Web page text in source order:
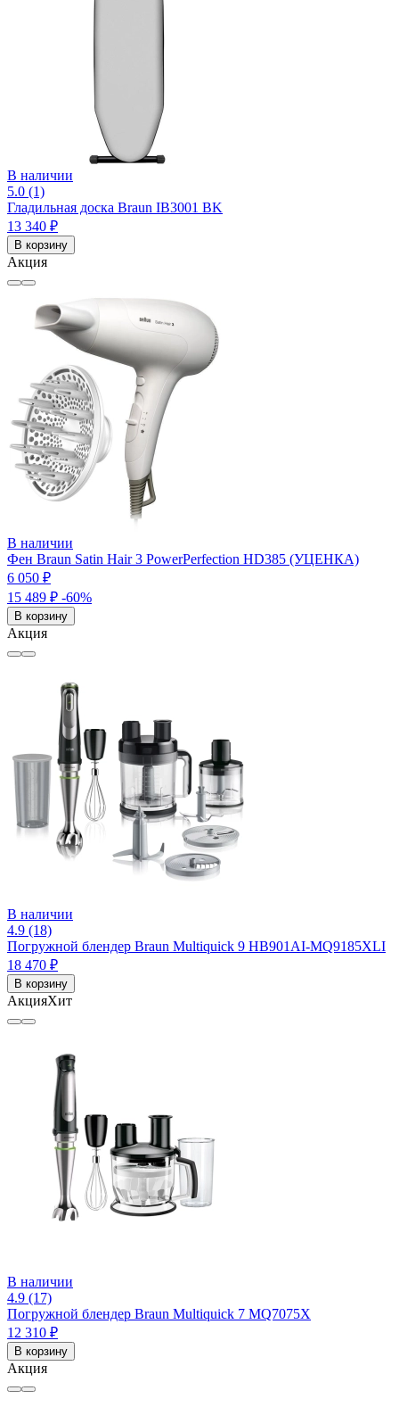
В наличии
5.0 (1)
Гладильная доска Braun IB3001 BK
13 340 ₽
В корзину
Акция
В наличии
Фен Braun Satin Hair 3 PowerPerfection HD385 (УЦЕНКА)
6 050 ₽
15 489 ₽ -60%
В корзину
Акция
В наличии
4.9 (18)
Погружной блендер Braun Multiquick 9 HB901AI-MQ9185XLI
18 470 ₽
В корзину
АкцияХит
В наличии
4.9 (17)
Погружной блендер Braun Multiquick 7 MQ7075X
12 310 ₽
В корзину
Акция